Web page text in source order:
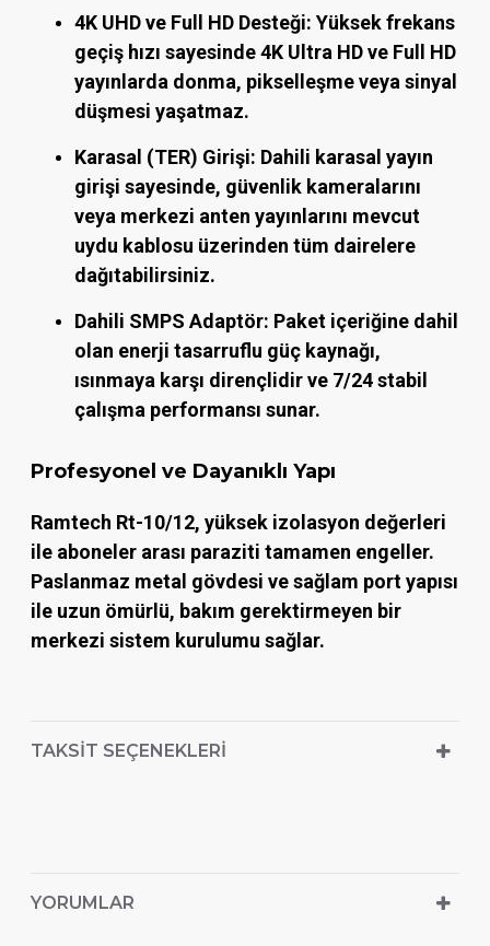
4K UHD ve Full HD Desteği: Yüksek frekans
geçiş hızı sayesinde 4K Ultra HD ve Full HD
yayınlarda donma, pikselleşme veya sinyal
düşmesi yaşatmaz.
Karasal (TER) Girişi: Dahili karasal yayın
girişi sayesinde, güvenlik kameralarını
veya merkezi anten yayınlarını mevcut
uydu kablosu üzerinden tüm dairelere
dağıtabilirsiniz.
Dahili SMPS Adaptör: Paket içeriğine dahil
olan enerji tasarruflu güç kaynağı,
ısınmaya karşı dirençlidir ve 7/24 stabil
çalışma performansı sunar.
Profesyonel ve Dayanıklı Yapı
Ramtech Rt-10/12, yüksek izolasyon değerleri
ile aboneler arası paraziti tamamen engeller.
Paslanmaz metal gövdesi ve sağlam port yapısı
ile uzun ömürlü, bakım gerektirmeyen bir
merkezi sistem kurulumu sağlar.
TAKSIT SEÇENEKLERI
YORUMLAR